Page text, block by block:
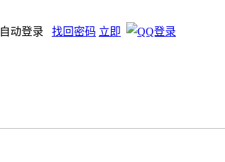
自动登录 找回密码 立即